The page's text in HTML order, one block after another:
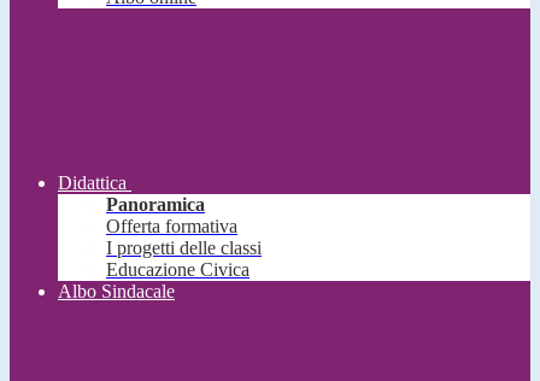
Didattica
Panoramica
Offerta formativa
I progetti delle classi
Educazione Civica
Albo Sindacale